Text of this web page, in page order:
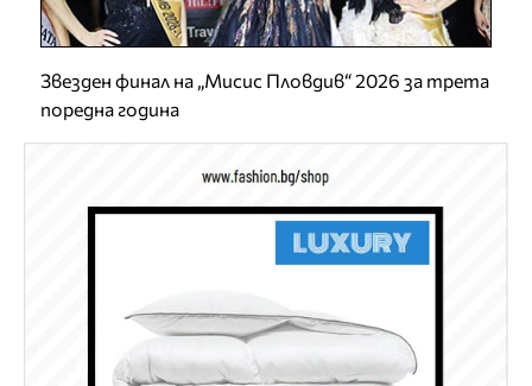
Звезден финал на „Мисис Пловдив“ 2026 за трета
поредна година